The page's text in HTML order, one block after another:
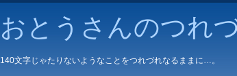
おとうさんのつれ
140文字じゃたりないようなことをつれづれなるままに…。